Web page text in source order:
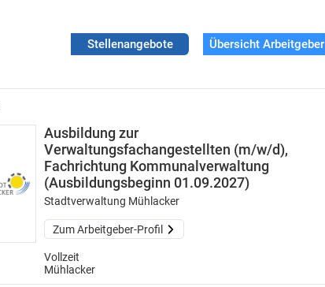
Stellenangebote Übersicht Arbeitgeber
Ausbildung zur
Verwaltungsfachangestellten (m/w/d),
Fachrichtung Kommunalverwaltung
(Ausbildungsbeginn 01.09.2027)
Stadtverwaltung Mühlacker
Zum Arbeitgeber-Profil
Vollzeit
Mühlacker